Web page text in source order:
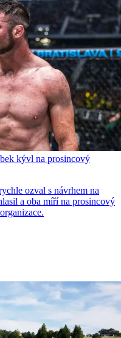
kývl na prosincový
ozval s návrhem na
a oba míří na prosincový